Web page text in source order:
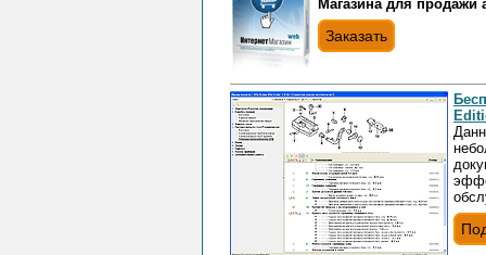
Магазина для продажи
Заказать